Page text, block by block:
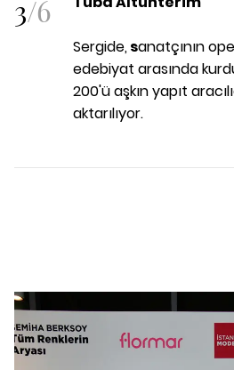
3/6
Sergide,sanatçının
edebiyat arasında
200'ü aşkın yapıt
aktarılıyor.